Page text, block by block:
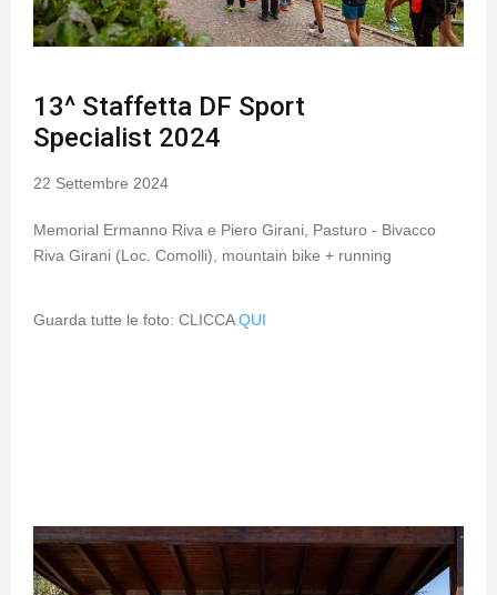
13^ Staffetta DF Sport
Specialist 2024
22 Settembre 2024
Memorial Ermanno Riva e Piero Girani, Pasturo - Bivacco
Riva Girani (Loc. Comolli), mountain bike + running
Guarda tutte le foto: CLICCAQUI